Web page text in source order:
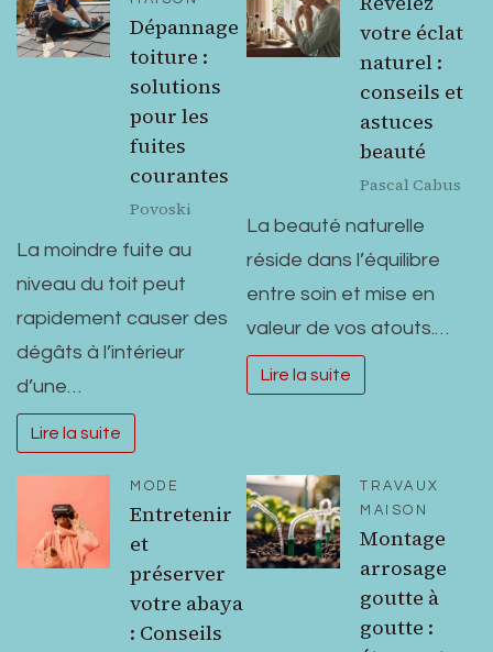
Dépannage
toiture :
solutions
pour les
fuites
courantes
Povoski
La moindre fuite au
niveau du toit peut
rapidement causer des
dégâts à l’intérieur
d’une…
Lire la suite
votre éclat
naturel :
conseils et
astuces
beauté
Pascal Cabus
La beauté naturelle
réside dans l’équilibre
entre soin et mise en
valeur de vos atouts.…
Lire la suite
MODE
Entretenir
et
préserver
votre abaya
: Conseils
TRAVAUX
MAISON
Montage
arrosage
goutte à
goutte :